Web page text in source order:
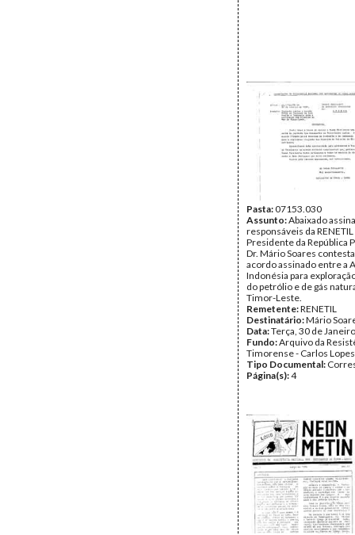
Pasta:07153.030
Assunto:Abaixado
responsáveis da
Presidente da República
Dr. Mário Soares
acordo assinado entre a
Indonésia para
do petrólio e de gás
Timor-Leste.
Remetente:RENETIL
Destinatário:Mário
Data:Terça, 30 de
Fundo:Arquivo da
Timorense - Carlos Lopes
Tipo Documental:
Página(s):4